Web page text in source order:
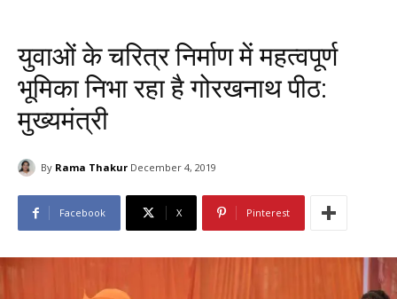
युवाओं के चरित्र निर्माण में महत्वपूर्ण
भूमिका निभा रहा है गोरखनाथ पीठ:
मुख्यमंत्री
By Rama Thakur December 4, 2019
Facebook X Pinterest